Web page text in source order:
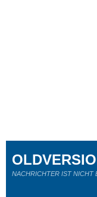
NACHRICHTER IST NICHT